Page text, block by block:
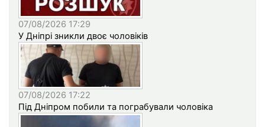
07/08/2026 17:29
У Дніпрі зникли двоє чоловіків
07/08/2026 17:22
Під Дніпром побили та пограбували чоловіка